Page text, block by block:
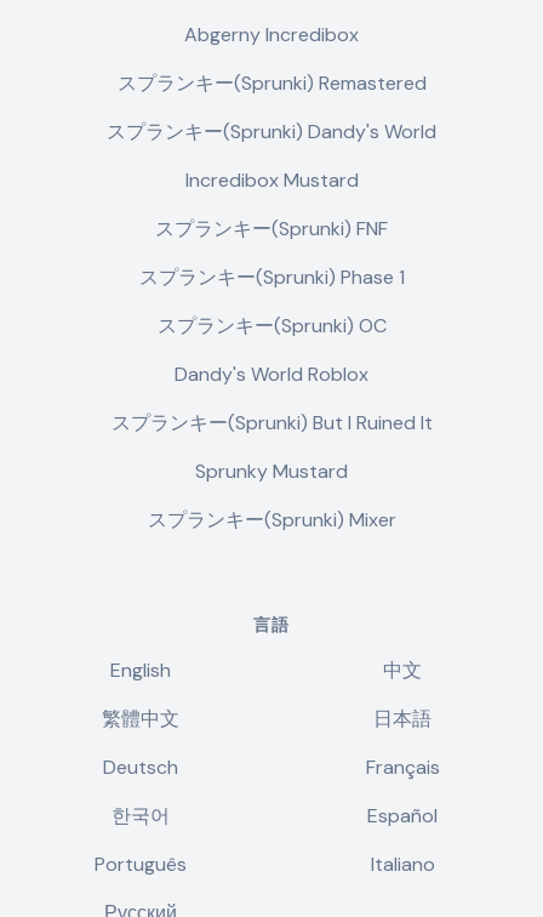
Abgerny Incredibox
スプランキー(Sprunki) Remastered
スプランキー(Sprunki) Dandy's World
Incredibox Mustard
スプランキー(Sprunki) FNF
スプランキー(Sprunki) Phase 1
スプランキー(Sprunki) OC
Dandy's World Roblox
スプランキー(Sprunki) But I Ruined It
Sprunky Mustard
スプランキー(Sprunki) Mixer
言語
English
中文
繁體中文
日本語
Deutsch
Français
한국어
Español
Português
Italiano